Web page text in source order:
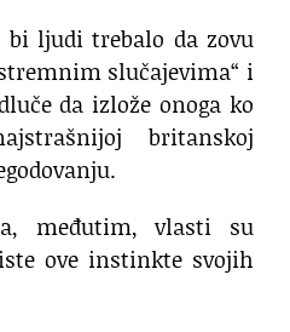
bi ljudi trebalo da zovu
slučajevima“ i
da izlože onoga ko
britanskoj
međutim, vlasti su
ove instinkte svojih